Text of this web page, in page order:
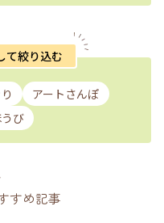
て絞り込む
アートさんぽ
び
すめ記事